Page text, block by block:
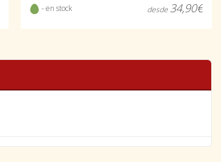
- en stock desde 34,90€